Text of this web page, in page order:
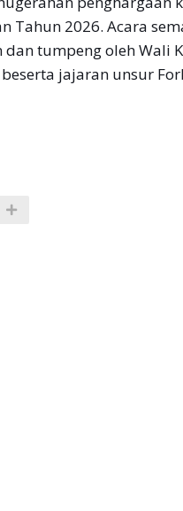
Tahun 2026. Acara
tumpeng oleh Wali
jajaran unsur